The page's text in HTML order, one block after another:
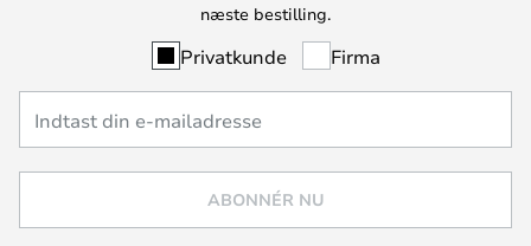
næste bestilling.
Privatkunde Firma
ABONNÉR NU